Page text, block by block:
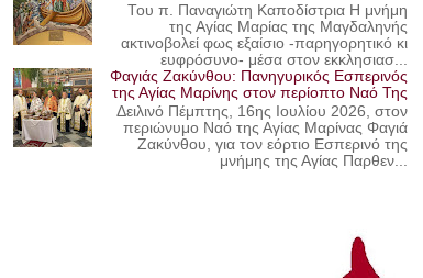
Του π. Παναγιώτη Καποδίστρια Η μνήμη
της Αγίας Μαρίας της Μαγδαληνής
ακτινοβολεί φως εξαίσιο -παρηγορητικό κι
ευφρόσυνο- μέσα στον εκκλησιασ...
Φαγιάς Ζακύνθου: Πανηγυρικός Εσπερινός
της Αγίας Μαρίνης στον περίοπτο Ναό Της
Δειλινό Πέμπτης, 16ης Ιουλίου 2026, στον
περιώνυμο Ναό της Αγίας Μαρίνας Φαγιά
Ζακύνθου, για τον εόρτιο Εσπερινό της
μνήμης της Αγίας Παρθεν...